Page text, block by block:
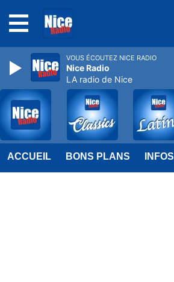
ACCUEIL BONS PLANS INFOS
VOUS ÉCOUTEZ NICE RADIO
Nice Radio
LA radio de Nice